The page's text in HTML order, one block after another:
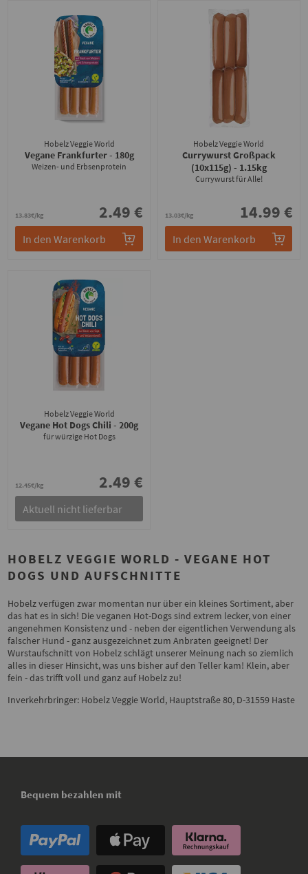
Hobelz Veggie World
Vegane Frankfurter- 180g
Weizen- und Erbsenprotein
13.83€/kg 2.49 €
In den Warenkorb
Hobelz Veggie World
Currywurst Großpack
(10x115g) - 1.15kg
Currywurst für Alle!
13.03€/kg 14.99 €
In den Warenkorb
Hobelz Veggie World
Vegane Hot Dogs Chili- 200g
für würzige Hot Dogs
12.45€/kg 2.49 €
Aktuell nicht lieferbar
HOBELZ VEGGIE WORLD - VEGANE HOT
DOGS UND AUFSCHNITTE
Hobelz verfügen zwar momentan nur über ein kleines Sortiment, aber
das hat es in sich! Die veganen Hot-Dogs sind extrem lecker, von einer
angenehmen Konsistenz und - neben der eigentlichen Verwendung als
falscher Hund - ganz ausgezeichnet zum Anbraten geeignet! Der
Wurstaufschnitt von Hobelz schlägt unserer Meinung nach so ziemlich
alles in dieser Hinsicht, was uns bisher auf den Teller kam! Klein, aber
fein - das trifft voll und ganz auf Hobelz zu!
Inverkehrbringer: Hobelz Veggie World, Hauptstraße 80, D-31559 Haste
Bequem bezahlen mit